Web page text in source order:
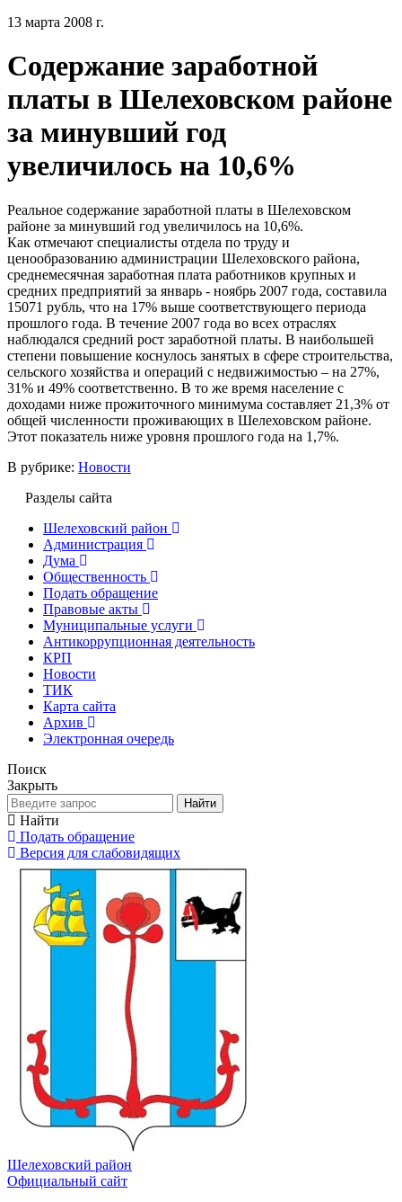
13 марта 2008 г.
Содержание заработной
платы в Шелеховском районе
за минувший год
увеличилось на 10,6%
Реальное содержание заработной платы в Шелеховском
районе за минувший год увеличилось на 10,6%.
Как отмечают специалисты отдела по труду и
ценообразованию администрации Шелеховского района,
среднемесячная заработная плата работников крупных и
средних предприятий за январь - ноябрь 2007 года, составила
15071 рубль, что на 17% выше соответствующего периода
прошлого года. В течение 2007 года во всех отраслях
наблюдался средний рост заработной платы. В наибольшей
степени повышение коснулось занятых в сфере строительства,
сельского хозяйства и операций с недвижимостью – на 27%,
31% и 49% соответственно. В то же время население с
доходами ниже прожиточного минимума составляет 21,3% от
общей численности проживающих в Шелеховском районе.
Этот показатель ниже уровня прошлого года на 1,7%.
В рубрике: Новости
Разделы сайта
Шелеховский район
Администрация
Дума
Общественность
Подать обращение
Правовые акты
Муниципальные услуги
Антикоррупционная деятельность
КРП
Новости
ТИК
Карта сайта
Архив
Электронная очередь
Поиск
Закрыть
Найти
Найти
Подать обращение
Версия для слабовидящих
Шелеховский район
Официальный сайт